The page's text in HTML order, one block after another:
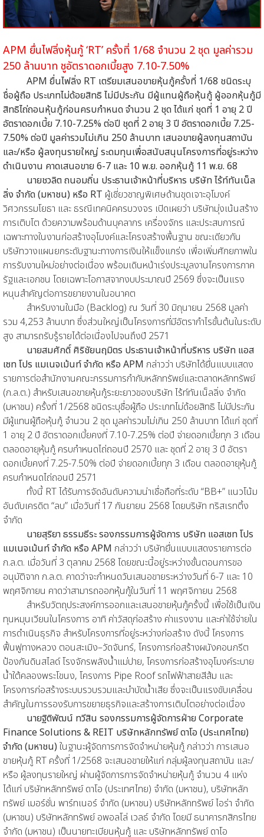
APM ยื่นไฟลิ่งหุ้นกู้ ‘RT’ ครั้งที่ 1/68 จำนวน 2 ชุด มูลค่ารวม
250 ล้านบาท ชูอัตราดอกเบี้ยสูง 7.10-7.50%
APM ยื่นไฟลิ่ง RT เตรียมเสนอขายหุ้นกู้ครั้งที่ 1/68 ชนิดระบุ
ชื่อผู้ถือ ประเภทไม่ด้อยสิทธิ ไม่มีประกัน มีผู้แทนผู้ถือหุ้นกู้ ผู้ออกหุ้นกู้มี
สิทธิไถ่ถอนหุ้นกู้ก่อนครบกำหนด จำนวน 2 ชุด ได้แก่ ชุดที่ 1 อายุ 2 ปี
อัตราดอกเบี้ย 7.10-7.25% ต่อปี ชุดที่ 2 อายุ 3 ปี อัตราดอกเบี้ย 7.25-
7.50% ต่อปี มูลค่ารวมไม่เกิน 250 ล้านบาท เสนอขายผู้ลงทุนสถาบัน
และ/หรือ ผู้ลงทุนรายใหญ่ ระดมทุนเพื่อสนับสนุนโครงการที่อยู่ระหว่าง
ดำเนินงาน คาดเสนอขาย 6-7 และ 10 พ.ย. ออกหุ้นกู้ 11 พ.ย. 68
นายชวลิต ถนอมถิ่น ประธานเจ้าหน้าที่บริหาร บริษัท ไร้ท์ทันเน็ล
ลิ่ง จำกัด (มหาชน) หรือ RT ผู้เชี่ยวชาญพิเศษด้านขุดเจาะอุโมงค์
วิศวกรรมโยธา และ ธรณีเทคนิคครบวงจร เปิดเผยว่า บริษัทมุ่งเน้นสร้าง
การเติบโต ด้วยความพร้อมด้านบุคลากร เครื่องจักร และประสบการณ์
เฉพาะทางในงานก่อสร้างอุโมงค์และโครงสร้างพื้นฐาน ขณะเดียวกัน
บริษัทวางแผนยกระดับฐานะทางการเงินให้แข็งแกร่ง เพื่อเพิ่มศักยภาพใน
การรับงานใหม่อย่างต่อเนื่อง พร้อมเดินหน้าเร่งประมูลงานโครงการภาค
รัฐและเอกชน โดยเฉพาะโอกาสจากงบประมาณปี 2569 ซึ่งจะเป็นแรง
หนุนสำคัญต่อการขยายงานในอนาคต
สำหรับงานในมือ (Backlog) ณ วันที่ 30 มิถุนายน 2568 มูลค่า
รวม 4,253 ล้านบาท ซึ่งส่วนใหญ่เป็นโครงการที่มีอัตรากำไรขั้นต้นในระดับ
สูง สามารถรับรู้รายได้ต่อเนื่องไปจนถึงปี 2571
นายสมศักดิ์ ศิริชัยนฤมิตร ประธานเจ้าหน้าที่บริหาร บริษัท แอส
เซท โปร แมเนจเม้นท์ จำกัด หรือ APM กล่าวว่า บริษัทได้ยื่นแบบแสดง
รายการต่อสำนักงานคณะกรรมการกำกับหลักทรัพย์และตลาดหลักทรัพย์
(ก.ล.ต.) สำหรับเสนอขายหุ้นกู้ระยะยาวของบริษัท ไร้ท์ทันเน็ลลิ่ง จำกัด
(มหาชน) ครั้งที่ 1/2568 ชนิดระบุชื่อผู้ถือ ประเภทไม่ด้อยสิทธิ ไม่มีประกัน
มีผู้แทนผู้ถือหุ้นกู้ จำนวน 2 ชุด มูลค่ารวมไม่เกิน 250 ล้านบาท ได้แก่ ชุดที่
1 อายุ 2 ปี อัตราดอกเบี้ยคงที่ 7.10-7.25% ต่อปี จ่ายดอกเบี้ยทุก 3 เดือน
ตลอดอายุหุ้นกู้ ครบกำหนดไถ่ถอนปี 2570 และ ชุดที่ 2 อายุ 3 ปี อัตรา
ดอกเบี้ยคงที่ 7.25-7.50% ต่อปี จ่ายดอกเบี้ยทุก 3 เดือน ตลอดอายุหุ้นกู้
ครบกำหนดไถ่ถอนปี 2571
ทั้งนี้ RT ได้รับการจัดอันดับความน่าเชื่อถือที่ระดับ “BB+” แนวโน้ม
อันดับเครดิต “ลบ” เมื่อวันที่ 17 กันยายน 2568 โดยบริษัท ทริสเรทติ้ง
จำกัด
นายสุริยา ธรรมธีระ รองกรรมการผู้จัดการ บริษัท แอสเซท โปร
แมเนจเม้นท์ จำกัด หรือ APM กล่าวว่า บริษัทยื่นแบบแสดงรายการต่อ
ก.ล.ต. เมื่อวันที่ 3 ตุลาคม 2568 โดยขณะนี้อยู่ระหว่างขั้นตอนการขอ
อนุมัติจาก ก.ล.ต. คาดว่าจะกำหนดวันเสนอขายระหว่างวันที่ 6-7 และ 10
พฤศจิกายน คาดว่าสามารถออกหุ้นกู้ในวันที่ 11 พฤศจิกายน 2568
สำหรับวัตถุประสงค์การออกและเสนอขายหุ้นกู้ครั้งนี้ เพื่อใช้เป็นเงิน
ทุนหมุนเวียนในโครงการ อาทิ ค่าวัสดุก่อสร้าง ค่าแรงงาน และค่าใช้จ่ายใน
การดำเนินธุรกิจ สำหรับโครงการที่อยู่ระหว่างก่อสร้าง ดังนี้ โครงการ
ฟื้นฟูทางหลวง ตอนสะเมิง–วัดจันทร์, โครงการก่อสร้างผนังคอนกรีต
ป้องกันดินสไลด์ โรงจักรพลังน้ำแม่ปาย, โครงการก่อสร้างอุโมงค์ระบาย
น้ำใต้คลองพระโขนง, โครงการ Pipe Roof รถไฟฟ้าสายสีส้ม และ
โครงการก่อสร้างระบบรวบรวมและบำบัดน้ำเสีย ซึ่งจะเป็นแรงขับเคลื่อน
สำคัญในการรองรับการขยายธุรกิจและสร้างการเติบโตอย่างต่อเนื่อง
นายฐิติพัฒน์ ทวีสิน รองกรรมการผู้จัดการฝ่าย Corporate
Finance Solutions & REIT บริษัทหลักทรัพย์ ดาโอ (ประเทศไทย)
จำกัด (มหาชน) ในฐานะผู้จัดการการจัดจำหน่ายหุ้นกู้ กล่าวว่า การเสนอ
ขายหุ้นกู้ RT ครั้งที่ 1/2568 จะเสนอขายให้แก่ กลุ่มผู้ลงทุนสถาบัน และ/
หรือ ผู้ลงทุนรายใหญ่ ผ่านผู้จัดการการจัดจำหน่ายหุ้นกู้ จำนวน 4 แห่ง
ได้แก่ บริษัทหลักทรัพย์ ดาโอ (ประเทศไทย) จำกัด (มหาชน), บริษัทหลัก
ทรัพย์ เมอร์ชั่น พาร์ทเนอร์ จำกัด (มหาชน) บริษัทหลักทรัพย์ ไอร่า จำกัด
(มหาชน) บริษัทหลักทรัพย์ อพอลโล่ เวลธ์ จำกัด โดยมี ธนาคารกสิกรไทย
จำกัด (มหาชน) เป็นนายทะเบียนหุ้นกู้ และ บริษัทหลักทรัพย์ ดาโอ